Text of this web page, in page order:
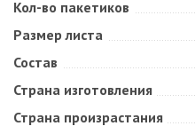
Кол-во пакетиков
Размер листа
Состав
Страна изготовления
Страна произрастания